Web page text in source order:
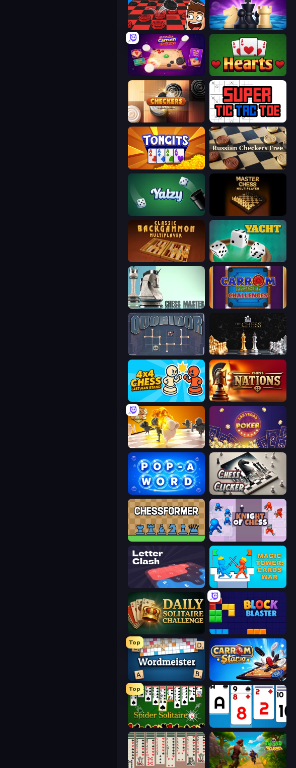
Checkers & Draughts Multiplayer Chess Online Multiplayer
Hearts: Classic
Super Tic Tac Toe
Tongits Russian Checkers Free
Master Chess
Backgammon Online Yacht
Chess Master
Quoridor Online The Chess
4x4 Chess: Last Man Stand Chess Nations
Chess Wars Las Vegas Poker
Pop-a-Word Chess Clicker
Chessformer Knight of Chess
LetterClash
ブロックブラスト
Top
Wordmeister Carrom Stars.io
Top
Spider Solitaire Social Solitaire